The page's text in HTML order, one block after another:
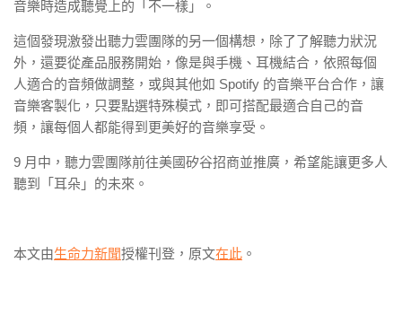
音樂時造成聽覺上的「不一樣」。
這個發現激發出聽力雲團隊的另一個構想，除了了解聽力狀況
外，還要從產品服務開始，像是與手機、耳機結合，依照每個
人適合的音頻做調整，或與其他如 Spotify 的音樂平台合作，讓
音樂客製化，只要點選特殊模式，即可搭配最適合自己的音
頻，讓每個人都能得到更美好的音樂享受。
9 月中，聽力雲團隊前往美國矽谷招商並推廣，希望能讓更多人
聽到「耳朵」的未來。
本文由生命力新聞授權刊登，原文在此 。